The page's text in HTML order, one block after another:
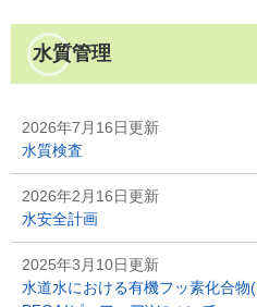
水質管理
2026年7月16日更新
水質検査
2026年2月16日更新
水安全計画
2025年3月10日更新
水道水における有機フッ素化合物